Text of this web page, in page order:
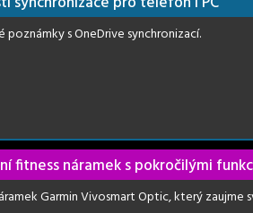
s OneDrive synchronizací.
fitness náramek s pokročilými
Garmin Vivosmart Optic, který zaujme